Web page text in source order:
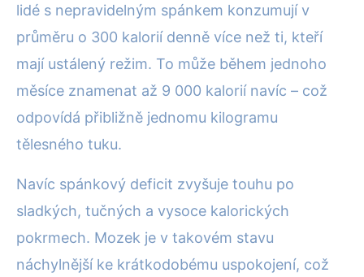
lidé s nepravidelným spánkem konzumují v
průměru o 300 kalorií denně více než ti, kteří
mají ustálený režim. To může během jednoho
měsíce znamenat až 9 000 kalorií navíc – což
odpovídá přibližně jednomu kilogramu
tělesného tuku.
Navíc spánkový deficit zvyšuje touhu po
sladkých, tučných a vysoce kalorických
pokrmech. Mozek je v takovém stavu
náchylnější ke krátkodobému uspokojení, což